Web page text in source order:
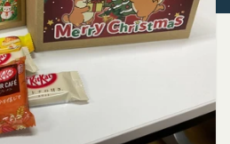
サービスにおいて、個人情報
その他関連する法令等を遵守
方針に沿ってお客様からお預
い、正確性および機密性の保
、個人情報保護法および関連
「本サービス」といいま
以下「本規約」といいま
めます。
れる方は、ご登録される前に
なり、本規約に同意いただく
いるメールアドレス宛にギフ
年です。
法:
フト券番号をご用意くださ